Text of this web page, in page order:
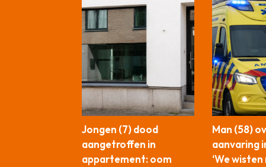
Jongen (7) dood
aangetroffen in
appartement: oom
Man (58)
aanvaring
‘We